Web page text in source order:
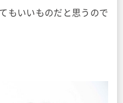
もいいものだと思うので